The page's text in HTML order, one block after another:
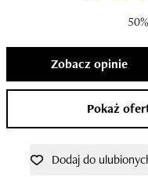
Zobacz opinie
Pokaż
Dodaj do